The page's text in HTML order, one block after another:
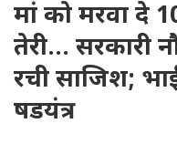
मां को मरवा दे
तेरी... सरकारी
रची साजिश;
षडयंत्र